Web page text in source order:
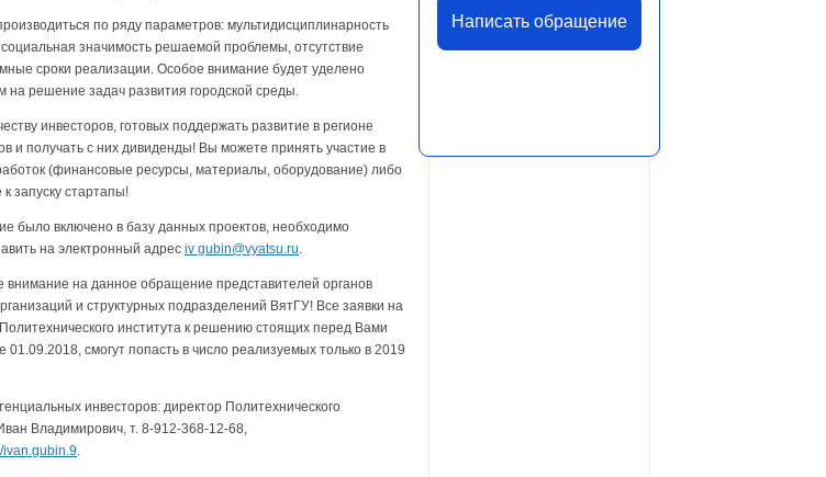
по ряду параметров: мультидисциплинарность
социальная значимость решаемой проблемы, отсутствие
сроки реализации. Особое внимание будет уделено
на решение задач развития городской среды.
инвесторов, готовых поддержать развитие в регионе
и получать с них дивиденды! Вы можете принять участие в
(финансовые ресурсы, материалы, оборудование) либо
запуску стартапы!
было включено в базу данных проектов, необходимо
на электронный адрес iv gubin@vyatsu.ru.
внимание на данное обращение представителей органов
и структурных подразделений ВятГУ! Все заявки на
института к решению стоящих перед Вами
01.09.2018, смогут попасть в число реализуемых только в 2019
инвесторов: директор Политехнического
Владимирович, т. 8-912-368-12-68,
ivan.gubin.9.
Написать обращение